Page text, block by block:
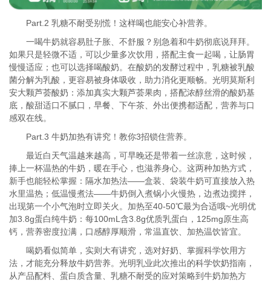
Part.2 乳糖不耐受别慌！这样喝也能安心补营养。
一喝牛奶就容易肚子胀、不舒服？别急着和牛奶彻底说拜拜。
如果只是轻微不适，可以少量多次饮用，搭配主食一起喝，让肠胃
慢慢适应；也可以选择喝酸奶。在酸奶的发酵过程中，乳糖被乳酸
菌分解为乳酸，更容易被身体吸收，助力消化更顺畅。光明莫斯利
安大颗芦荟酸奶：添加真实大颗芦荟果肉，搭配浓醇丝滑的酸奶基
底，酸甜适口不腻口，早餐、下午茶、外出便携都适配，营养与口
感双在线。
Part.3 牛奶加热有讲究！教你3招锁住营养。
最近白天气温越来越高，可早晚还是带着一丝凉意，这时候，
捧上一杯温热的牛奶，暖在手心，也滋养身心。这两种加热方式，
新手也能轻松掌握：隔水加热法——盒装、袋装牛奶可直接放入热
水里温热；低温慢煮法——牛奶倒入煮锅小火慢热，边煮边搅拌，
出现第一个小气泡时立即关火。加热至40-50℃最为合适哦~光明优
加3.8g蛋白纯牛奶：每100mL含3.8g优质乳蛋白，125mg原生高
钙，营养密度拉满，口感醇厚顺滑，常温直饮、加热温饮皆宜。
喝奶看似简单，实则大有讲究，选对好奶、掌握科学饮用方
法，才能充分释放牛奶营养。光明乳业此次推出的科学饮奶指南，
从产品配料、蛋白质含量、乳糖不耐受的应对策略到牛奶加热方